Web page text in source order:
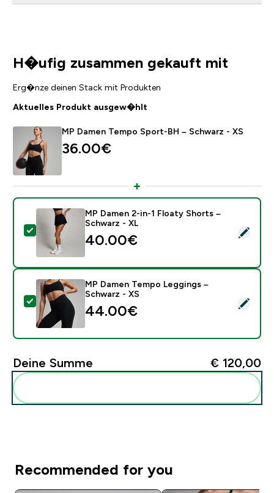
H�ufig zusammen gekauft mit
Erg�nze deinen Stack mit Produkten
Aktuelles Produkt ausgew�hlt
MP Damen Tempo Sport-BH – Schwarz - XS
36.00€‎
Dieses Produkt ausw�hlen - MP Damen 2-in-1
MP Damen 2-in-1 Floaty Shorts –
Schwarz - XL
40.00€‎
Dieses Produkt ausw�hlen - MP Damen Tempo
MP Damen Tempo Leggings –
Schwarz - XS
44.00€‎
Deine Summe € 120,00‎
Recommended for you